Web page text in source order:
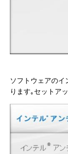
ソフトウェアのイ
ります｡セットア